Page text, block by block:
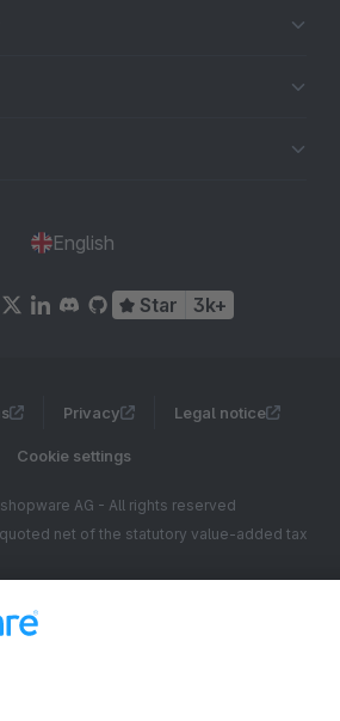
English
Star 3k+
Privacy Legal notice
Cookie settings
AG - All rights reserved
net of the statutory value-added tax